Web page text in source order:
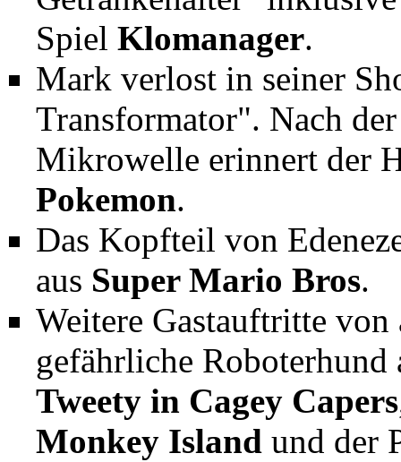
Spiel Klomanager.
Mark verlost in seiner
Transformator". Nach
Mikrowelle erinnert der
Pokemon.
Das Kopfteil von
aus Super Mario Bros.
Weitere Gastauftritte von
gefährliche
Tweety in Cagey Capers
Monkey Island und der